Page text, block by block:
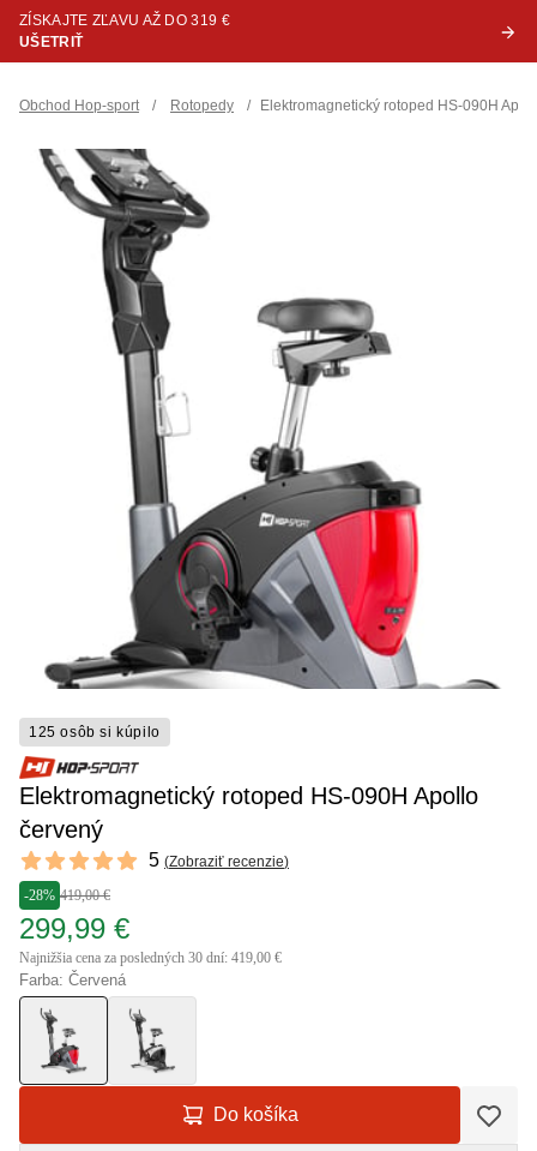
ZÍSKAJTE ZĽAVU AŽ DO 319 €
UŠETRIŤ
Obchod Hop-sport / Rotopedy / Elektromagnetický rotoped HS-090H
125 osôb si kúpilo
Elektromagnetický rotoped HS-090H Apollo
červený
Reviews
5 out of 5 stars 5 (Zobraziť recenzie)
-28% 419,00 €
299,99 €
Najnižšia cena za posledných 30 dní: 419,00 €
Farba: Červená
Do košíka